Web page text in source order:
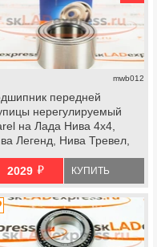
mwb012
передней
нерегулируемый
на Лада Нива 4х4,
Легенд, Нива Тревел,
2029 й КУПИТЬ